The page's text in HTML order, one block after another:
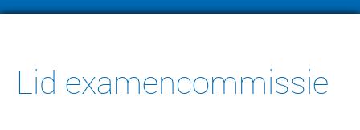
Lid examencommissie